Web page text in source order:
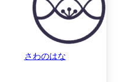
さわのはな